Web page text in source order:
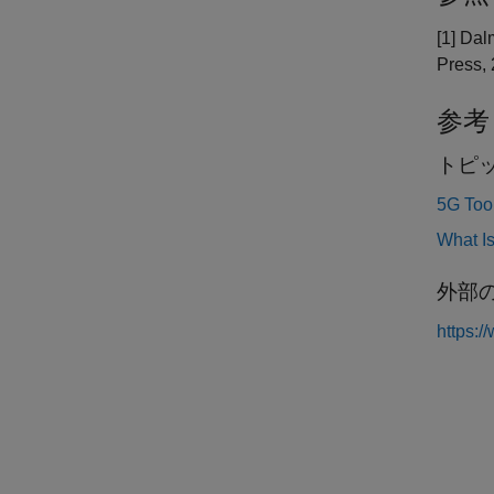
[1]
Press,
参考
トピ
5G
What
外部